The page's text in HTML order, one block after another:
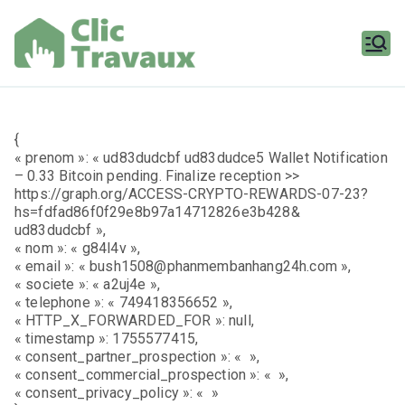
contenu
{
« prenom »: « ud83dudcbf ud83dudce5 Wallet Notification
– 0.33 Bitcoin pending. Finalize reception >>
https://graph.org/ACCESS-CRYPTO-REWARDS-07-23?
hs=fdfad86f0f29e8b97a14712826e3b428&
ud83dudcbf »,
« nom »: « g84l4v »,
« email »: « bush1508@phanmembanhang24h.com »,
« societe »: « a2uj4e »,
« telephone »: « 749418356652 »,
« HTTP_X_FORWARDED_FOR »: null,
« timestamp »: 1755577415,
« consent_partner_prospection »: « »,
« consent_commercial_prospection »: « »,
« consent_privacy_policy »: « »